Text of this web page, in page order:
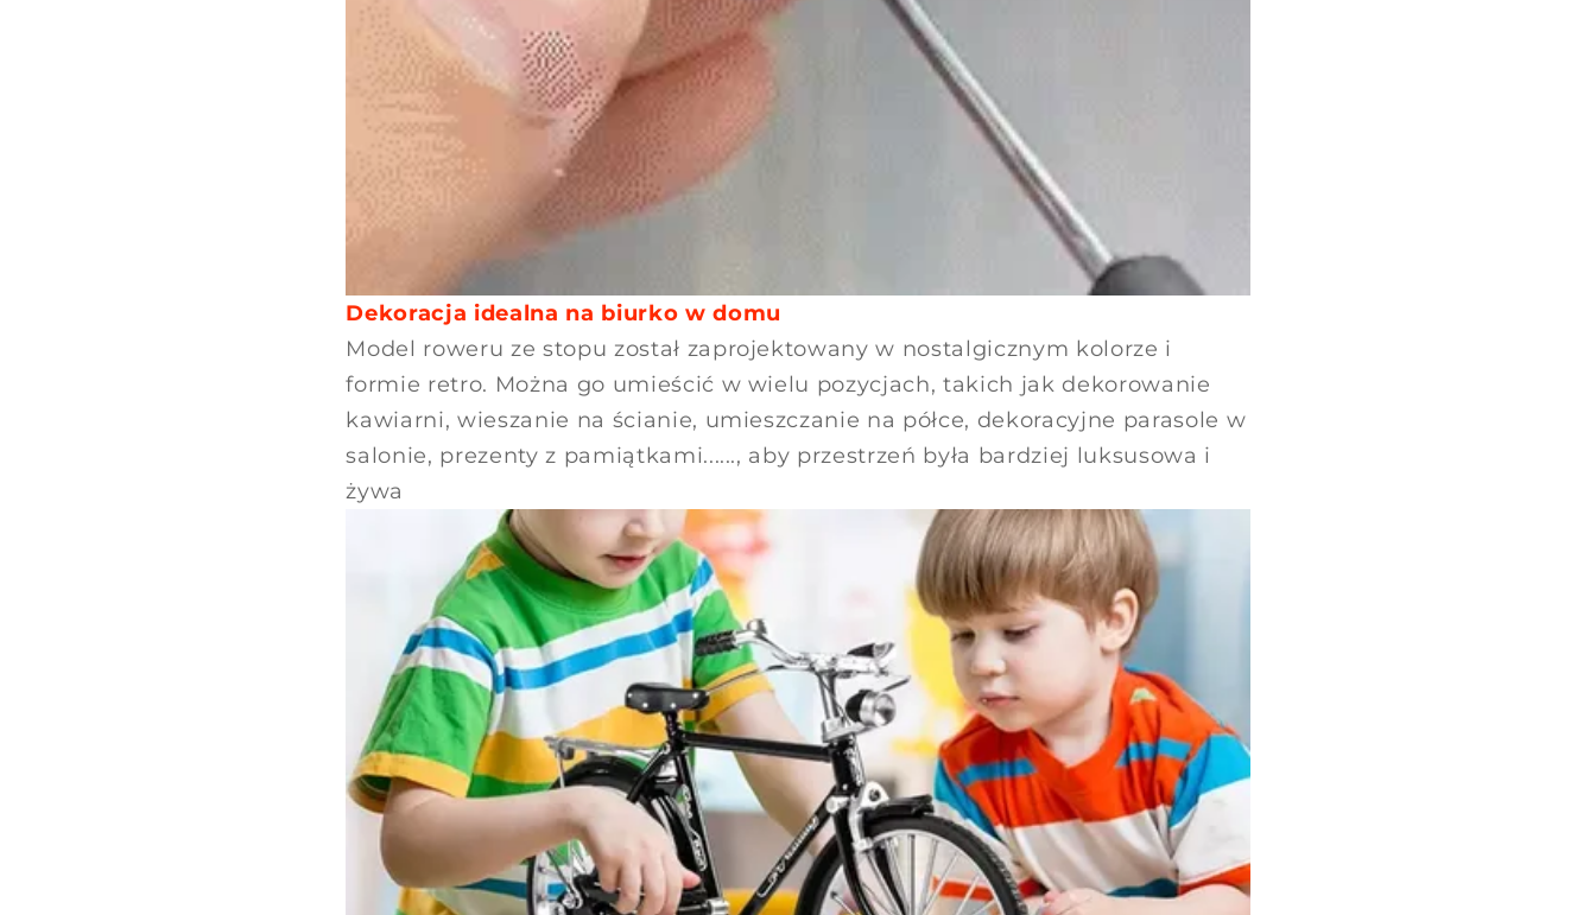
Dekoracja idealna na biurko w domu
Model roweru ze stopu został zaprojektowany w nostalgicznym kolorze i
formie retro. Można go umieścić w wielu pozycjach, takich jak dekorowanie
kawiarni, wieszanie na ścianie, umieszczanie na półce, dekoracyjne parasole w
salonie, prezenty z pamiątkami......, aby przestrzeń była bardziej luksusowa i
żywa